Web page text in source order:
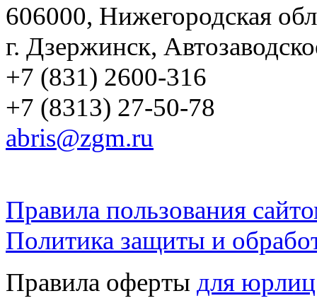
606000, Нижегородская
г. Дзержинск,
+7 (831) 2600-316
+7 (8313) 27-50-78
abris@zgm.ru
Правила пользования
Политика защиты и
Правила оферты для